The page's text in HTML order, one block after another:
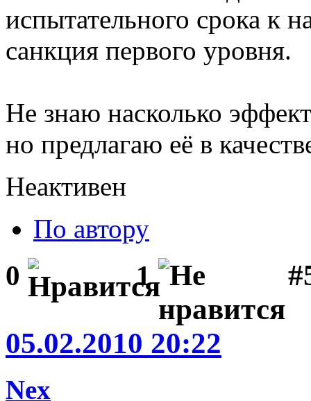
испытательного срока к
санкция первого уровня.
Не знаю насколько
но предлагаю её в
Неактивен
По автору
0 1
05.02.2010 20:22
Nex